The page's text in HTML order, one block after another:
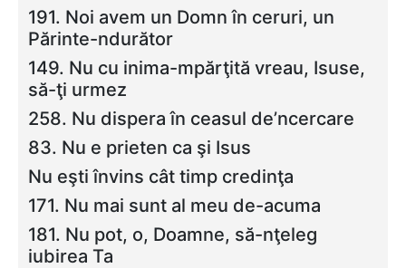
191. Noi avem un Domn în ceruri, un
Părinte-ndurător
149. Nu cu inima-mpărţită vreau, Isuse,
să-ţi urmez
258. Nu dispera în ceasul de’ncercare
83. Nu e prieten ca şi Isus
Nu eşti învins cât timp credinţa
171. Nu mai sunt al meu de-acuma
181. Nu pot, o, Doamne, să-nţeleg
iubirea Ta